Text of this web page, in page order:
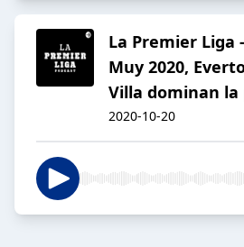
La Premier Liga
Muy 2020,
Villa dominan la
2020-10-20